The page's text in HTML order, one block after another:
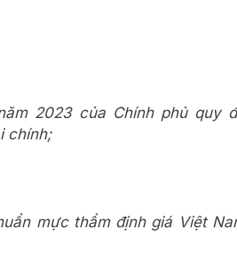
2023 của Chính phủ quy
chính;
mực thẩm định giá Việt